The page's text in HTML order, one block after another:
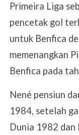
Primeira Liga
pencetak gol
untuk Benfica
memenangkan
Benfica pada
Nené pensiun
1984, setelah
Dunia 1982 dan